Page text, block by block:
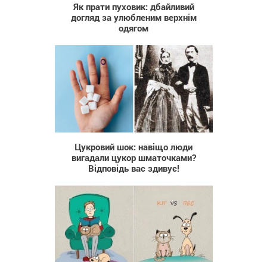
Як прати пуховик: дбайливий
догляд за улюбленим верхнім
одягом
275
Цукровий шок: навіщо люди
вигадали цукор шматочками?
Відповідь вас здивує!